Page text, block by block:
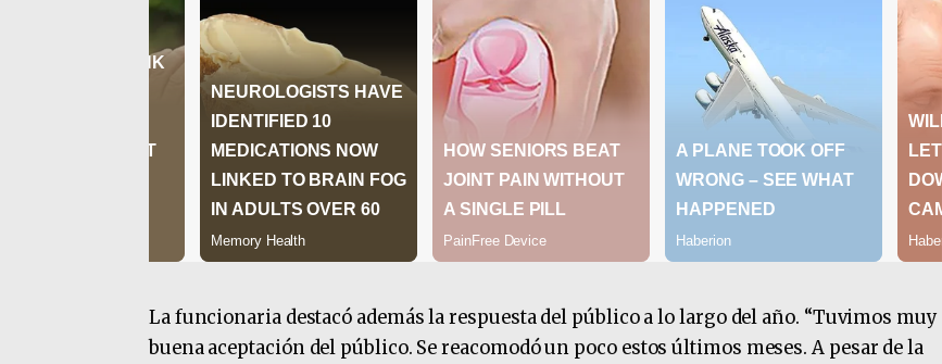
La funcionaria destacó además la respuesta del público a lo largo del año. “Tuvimos muy
buena aceptación del público. Se reacomodó un poco estos últimos meses. A pesar de la